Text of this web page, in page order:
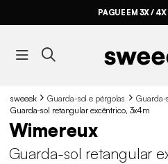
PAGUE EM 3X /
sweeek Guarda-sol e pérgolas
Guarda-
Guarda-sol retangular excêntrico, 3x4m
Wimereux
Guarda-sol retangular